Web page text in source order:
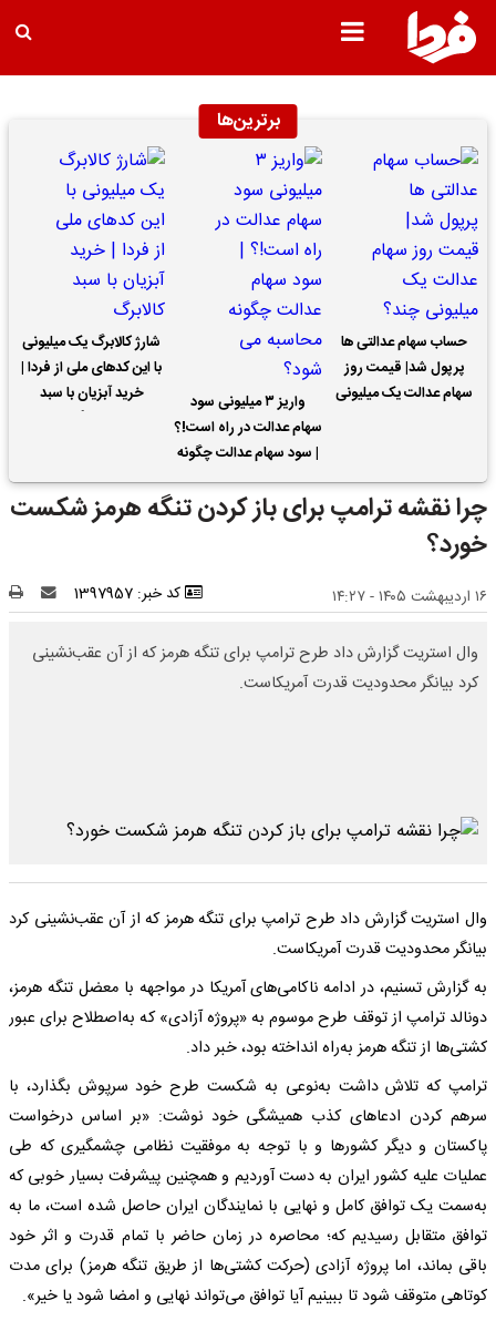
برترین‌ها
حساب سهام عدالتی ها
پرپول شد| قیمت روز
سهام عدالت یک میلیونی
واریز ۳ میلیونی سود
سهام عدالت در راه است!؟
| سود سهام عدالت چگونه
محاسبه می شود؟
شارژ کالابرگ یک میلیونی
با این کدهای ملی از فردا |
خرید آبزیان با سبد
چرا نقشه ترامپ برای باز کردن تنگه هرمز شکست
خورد؟
۱۶ اردیبهشت ۱۴۰۵ - ۱۴:۲۷ کد خبر: 1397957
وال استریت گزارش داد طرح ترامپ برای تنگه هرمز که از آن عقب‌نشینی
کرد بیانگر محدودیت قدرت آمریکاست.
وال استریت گزارش داد طرح ترامپ برای تنگه هرمز که از آن عقب‌نشینی کرد
بیانگر محدودیت قدرت آمریکاست.
به گزارش تسنیم، در ادامه ناکامی‌های آمریکا در مواجهه با معضل تنگه هرمز،
دونالد ترامپ از توقف طرح موسوم به «پروژه آزادی» که به‌اصطلاح برای عبور
کشتی‌ها از تنگه هرمز به‌راه انداخته بود، خبر داد.
ترامپ که تلاش داشت به‌نوعی به شکست طرح خود سرپوش بگذارد، با
سرهم کردن ادعاهای کذب همیشگی خود نوشت: «بر اساس درخواست
پاکستان و دیگر کشورها و با توجه به موفقیت نظامی چشمگیری که طی
عملیات علیه کشور ایران به دست آوردیم و همچنین پیشرفت بسیار خوبی که
به‌سمت یک توافق کامل و نهایی با نمایندگان ایران حاصل شده است، ما به
توافق متقابل رسیدیم که؛ محاصره در زمان حاضر با تمام قدرت و اثر خود
باقی بماند، اما پروژه آزادی (حرکت کشتی‌ها از طریق تنگه هرمز) برای مدت
کوتاهی متوقف شود تا ببینیم آیا توافق می‌تواند نهایی و امضا شود یا خیر».